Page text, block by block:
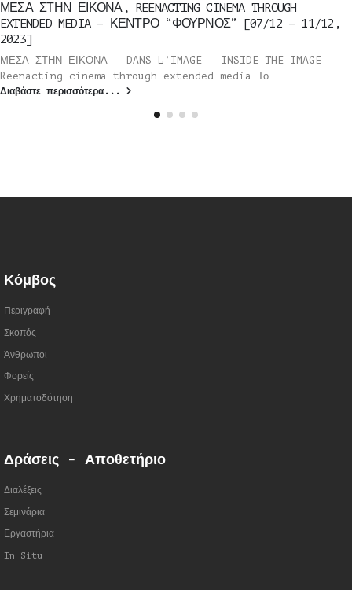
ΜΕΣΑ ΣΤΗΝ ΕΙΚΟΝΑ, REENACTING CINEMA THROUGH
EXTENDED MEDIA – ΚΕΝΤΡΟ “ΦΟΥΡΝΟΣ” [07/12 – 11/12,
2023]
ΜΕΣΑ ΣΤΗΝ ΕΙΚΟΝΑ – DANS L’IMAGE – INSIDE THE IMAGE
Reenacting cinema through extended media Το
Διαβάστε περισσότερα...
Κόμβος
Περιγραφή
Σκοπός
Άνθρωποι
Φορείς
Χρηματοδότηση
Δράσεις - Αποθετήριο
Διαλέξεις
Σεμινάρια
Εργαστήρια
In Situ